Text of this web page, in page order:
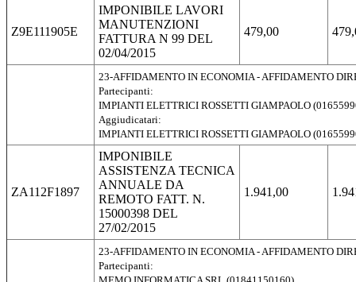
Z9E111905E
IMPONIBILE LAVORI
MANUTENZIONI
FATTURA N 99 DEL
02/04/2015
479,00
23-AFFIDAMENTO IN ECONOMIA - AFFIDAMENTO
Partecipanti:
IMPIANTI ELETTRICI ROSSETTI GIAMPAOLO
Aggiudicatari:
IMPIANTI ELETTRICI ROSSETTI GIAMPAOLO
ZA112F1897
IMPONIBILE
ASSISTENZA TECNICA
ANNUALE DA
REMOTO FATT. N.
15000398 DEL
27/02/2015
1.941,00
23-AFFIDAMENTO IN ECONOMIA - AFFIDAMENTO
Partecipanti: